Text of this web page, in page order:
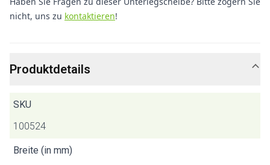
nicht, uns zu kontaktieren!
Produktdetails
SKU
100524
Breite (in mm)